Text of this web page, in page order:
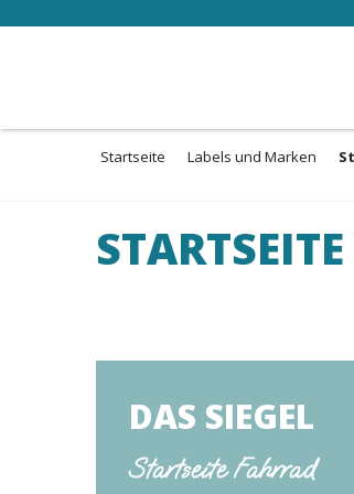
Startseite Labels und Marken
DAS SIEGEL
Startseite Fahrrad